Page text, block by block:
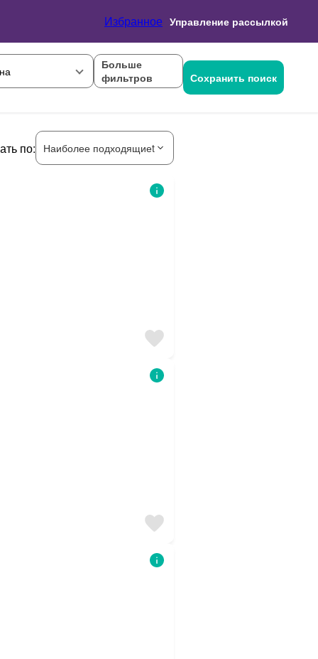
Избранное Управление рассылкой
Больше
фильтров
Сохранить поиск
по: Наиболее подходящиеt